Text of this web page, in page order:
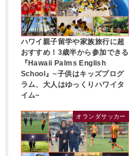
ハワイ親子留学や家族旅行に超
おすすめ！3歳半から参加できる
『Hawaii Palms English
School』~子供はキッズプログ
ラム、大人はゆっくりハワイタ
イム~
オランダサッカー